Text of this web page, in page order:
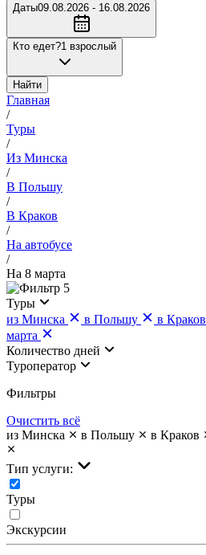
Даты09.08.2026 - 16.08.2026
Кто едет?1 взрослый
Найти
Главная
/
Туры
/
Из Минска
/
В Польшу
/
В Краков
/
На автобусе
/
На 8 марта
5
Туры
из Минска
в Польшу в Краков
марта
Количество дней
Туроператор
Фильтры
Очистить всё
из Минска
в Польшу в Краков
Тип услуги:
Туры
Экскурсии